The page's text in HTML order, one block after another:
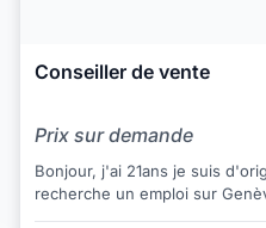
Conseiller de vente
Prix sur demande
Bonjour, j'ai 21ans je suis
recherche un emploi sur
la restauration en tant que